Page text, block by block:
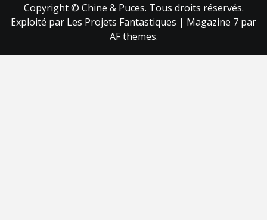
Copyright © Chine & Puces. Tous droits réservés.
Exploité par Les Projets Fantastiques | Magazine 7 par
AF themes.